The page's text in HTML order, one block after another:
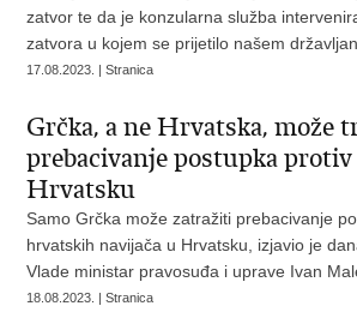
zatvor te da je konzularna služba
zatvora u kojem se prijetilo našem
17.08.2023. | Stranica
Grčka, a ne Hrvatska, može
prebacivanje postupka
Hrvatsku
Samo Grčka može zatražiti prebacivanje
hrvatskih navijača u Hrvatsku, izjavio je
Vlade ministar pravosuđa i uprave Ivan
18.08.2023. | Stranica